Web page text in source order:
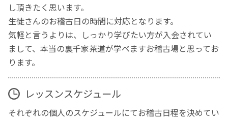
し頂きたく思います。
生徒さんのお稽古日の時間に対応となります。
気軽と言うよりは、しっかり学びたい方が入会されてい
まして、本当の裏千家茶道が学べますお稽古場と思ってお
ります。
レッスンスケジュール
それぞれの個人のスケジュールにてお稽古日程を決めてい